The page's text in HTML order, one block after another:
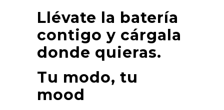
Llévate la batería
contigo y cárgala
donde quieras.
Tu modo, tu
mood